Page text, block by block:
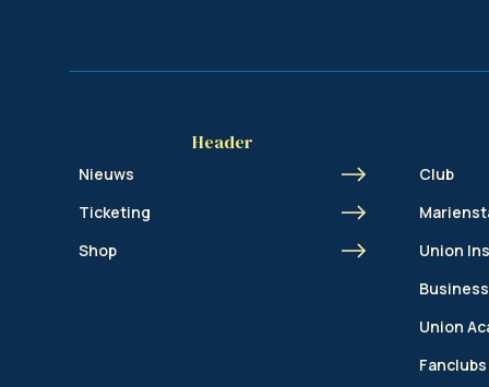
Header
Nieuws
Ticketing
Shop
Club
Union
Business
Union
Fanclubs